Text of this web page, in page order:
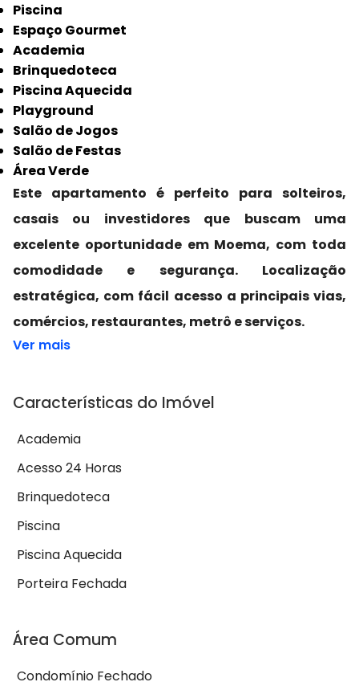
Piscina
Espaço Gourmet
Academia
Brinquedoteca
Piscina Aquecida
Playground
Salão de Jogos
Salão de Festas
Área Verde
Este apartamento é perfeito para solteiros,
casais ou investidores que buscam uma
excelente oportunidade em Moema, com toda
comodidade e segurança. Localização
estratégica, com fácil acesso a principais vias,
comércios, restaurantes, metrô e serviços.
Ver mais
Características do Imóvel
Academia
Acesso 24 Horas
Brinquedoteca
Piscina
Piscina Aquecida
Porteira Fechada
Área Comum
Condomínio Fechado